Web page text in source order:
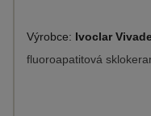
Výrobce: Ivoclar
fluoroapatitová